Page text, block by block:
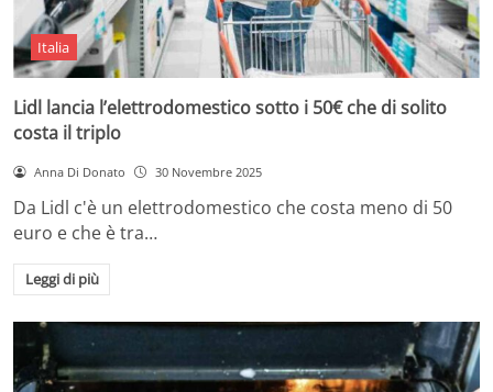
Italia
Lidl lancia l’elettrodomestico sotto i 50€ che di solito
costa il triplo
Anna Di Donato 30 Novembre 2025
Da Lidl c'è un elettrodomestico che costa meno di 50
euro e che è tra…
Leggi di più